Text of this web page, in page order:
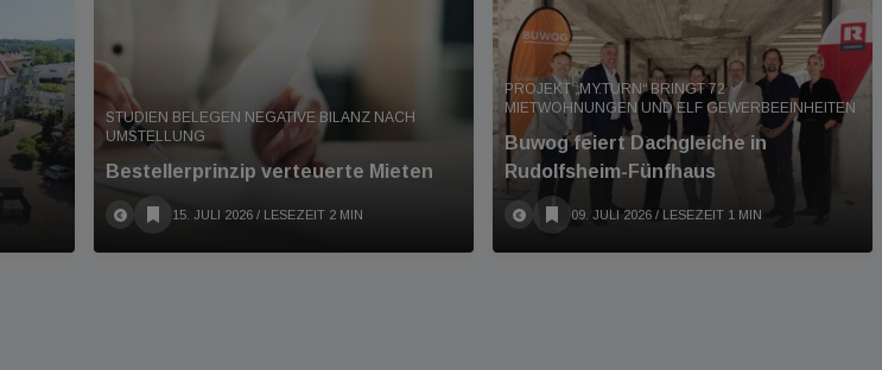
STUDIEN BELEGEN NEGATIVE BILANZ NACH
UMSTELLUNG
Bestellerprinzip verteuerte Mieten
15. JULI 2026 / LESEZEIT 2 MIN
PROJEKT „MY.TURN“ BRINGT 72
MIETWOHNUNGEN UND ELF GEWERBEEINHEITEN
Buwog feiert Dachgleiche in
Rudolfsheim-Fünfhaus
09. JULI 2026 / LESEZEIT 1 MIN